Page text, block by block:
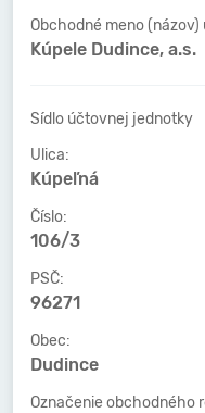
Obchodné meno
Kúpele Dudince, a.s.
Sídlo účtovnej jednotky
Ulica:
Kúpeľná
Číslo:
106/3
PSČ:
96271
Obec:
Dudince
Označenie obchodného